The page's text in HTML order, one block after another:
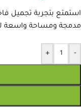
استمتع بتجربة تجميل
مدمجة ومساحة واسعة
-
+